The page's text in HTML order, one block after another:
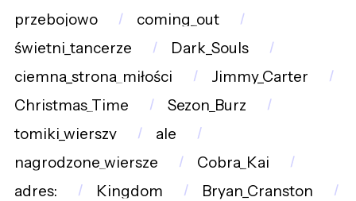
przebojowo
coming_out
świetni_tancerze
Dark_Souls
ciemna_strona_miłości
Jimmy_Carter
Christmas_Time
Sezon_Burz
tomiki_wierszy
ale
nagrodzone_wiersze
Cobra_Kai
adres:
Kingdom
Bryan_Cranston